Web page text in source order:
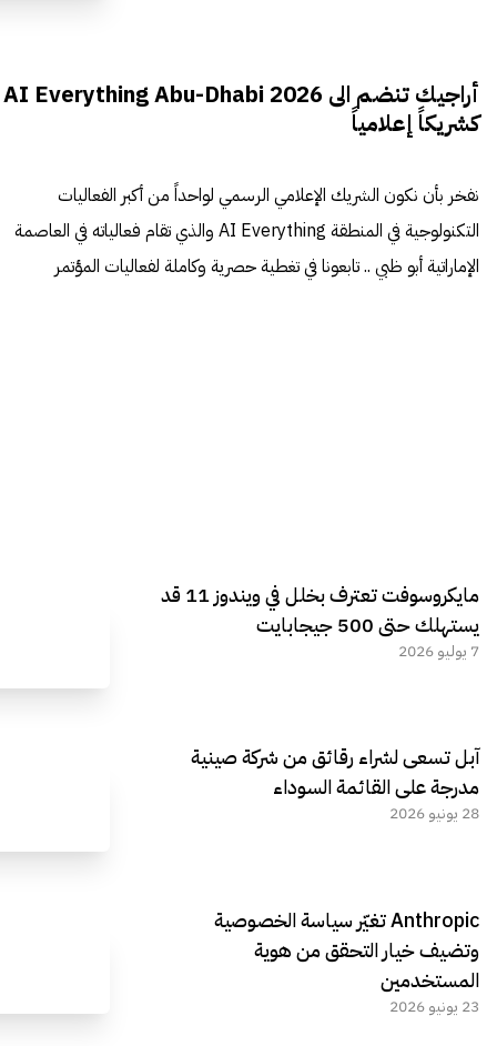
أراجيك تنضم الى AI Everything Abu-Dhabi 2026
كشريكاً إعلامياً
نفخر بأن نكون الشريك الإعلامي الرسمي لواحداً من أكبر الفعاليات
التكنولوجية في المنطقة AI Everything والذي تقام فعالياته في العاصمة
الإماراتية أبو ظبي .. تابعونا في تغطية حصرية وكاملة لفعاليات المؤتمر
مايكروسوفت تعترف بخلل في ويندوز 11 قد
يستهلك حتى 500 جيجابايت
7 يوليو 2026
آبل تسعى لشراء رقائق من شركة صينية
مدرجة على القائمة السوداء
28 يونيو 2026
Anthropic تغيّر سياسة الخصوصية
وتضيف خيار التحقق من هوية
المستخدمين
23 يونيو 2026